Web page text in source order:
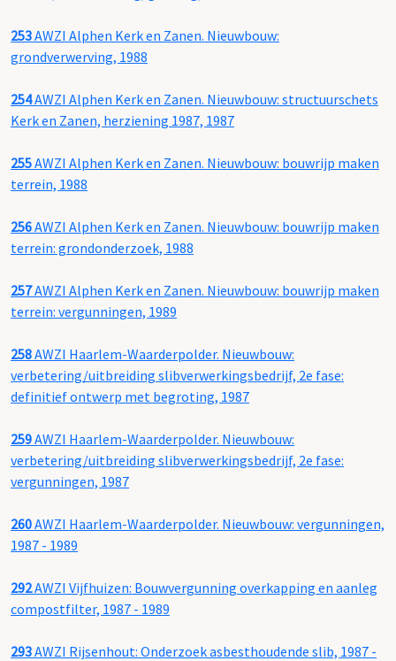
253AWZI Alphen Kerk en Zanen. Nieuwbouw:
grondverwerving, 1988
254AWZI Alphen Kerk en Zanen. Nieuwbouw: structuurschets
Kerk en Zanen, herziening 1987, 1987
255AWZI Alphen Kerk en Zanen. Nieuwbouw: bouwrijp maken
terrein, 1988
256AWZI Alphen Kerk en Zanen. Nieuwbouw: bouwrijp maken
terrein: grondonderzoek, 1988
257AWZI Alphen Kerk en Zanen. Nieuwbouw: bouwrijp maken
terrein: vergunningen, 1989
258AWZI Haarlem-Waarderpolder. Nieuwbouw:
verbetering/uitbreiding slibverwerkingsbedrijf, 2e fase:
definitief ontwerp met begroting, 1987
259AWZI Haarlem-Waarderpolder. Nieuwbouw:
verbetering/uitbreiding slibverwerkingsbedrijf, 2e fase:
vergunningen, 1987
260AWZI Haarlem-Waarderpolder. Nieuwbouw: vergunningen,
1987 - 1989
292AWZI Vijfhuizen: Bouwvergunning overkapping en aanleg
compostfilter, 1987 - 1989
293AWZI Rijsenhout: Onderzoek asbesthoudende slib, 1987 -